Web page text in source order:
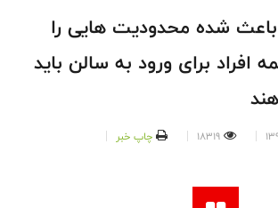
باعث شده محدودیت هایی را
افراد برای ورود به سالن باید
18319 چاپ خبر